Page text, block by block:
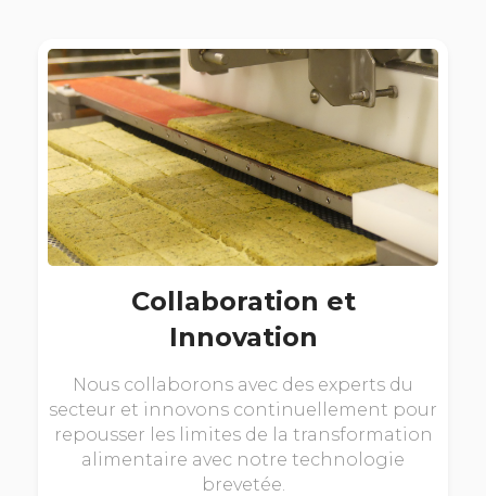
Collaboration et
Innovation
Nous collaborons avec des experts du
secteur et innovons continuellement pour
repousser les limites de la transformation
alimentaire avec notre technologie
brevetée.